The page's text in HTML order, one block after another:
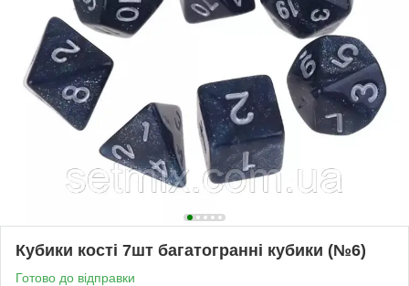
Кубики кості 7шт багатогранні кубики (№6)
Готово до відправки